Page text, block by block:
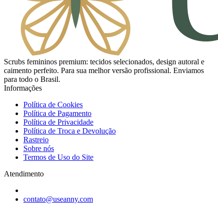
Scrubs femininos premium: tecidos selecionados, design autoral e
caimento perfeito. Para sua melhor versão profissional. Enviamos
para todo o Brasil.
Informações
Política de Cookies
Política de Pagamento
Política de Privacidade
Política de Troca e Devolução
Rastreio
Sobre nós
Termos de Uso do Site
Atendimento
contato@useanny.com